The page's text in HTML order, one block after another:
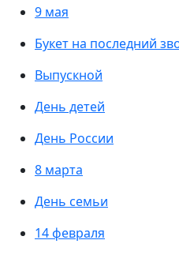
9 мая
Букет на последний
Выпускной
День детей
День России
8 марта
День семьи
14 февраля